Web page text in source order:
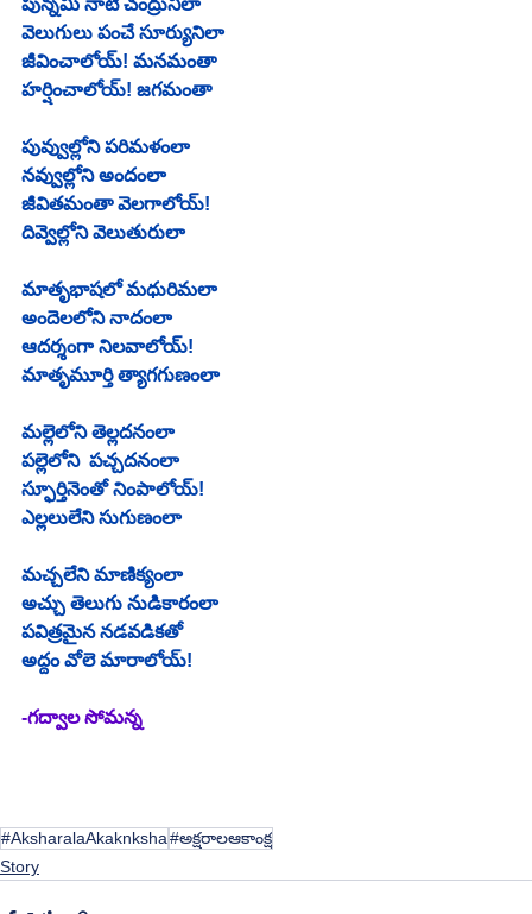
పున్నమి నాటి చంద్రునిలా
వెలుగులు పంచే సూర్యునిలా
జీవించాలోయ్! మనమంతా
హర్షించాలోయ్! జగమంతా
పువ్వుల్లోని పరిమళంలా
నవ్వుల్లోని అందంలా
జీవితమంతా వెలగాలోయ్!
దివ్వెల్లోని వెలుతురులా
మాతృభాషలో మధురిమలా
అందెలలోని నాదంలా
ఆదర్శంగా నిలవాలోయ్!
మాతృమూర్తి త్యాగగుణంలా
మల్లెలోని తెల్లదనంలా
పల్లెలోని  పచ్చదనంలా
స్ఫూర్తినెంతో నింపాలోయ్!
ఎల్లలులేని సుగుణంలా
మచ్చలేని మాణిక్యంలా
అచ్చు తెలుగు నుడికారంలా
పవిత్రమైన నడవడికతో
అద్దం వోలె మారాలోయ్!
-గద్వాల సోమన్న
#AksharalaAkaknksha#అక్షరాలఆకాంక్ష
Story